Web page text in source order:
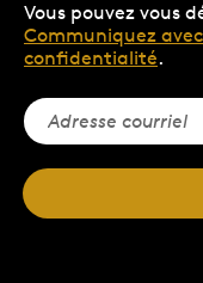
Vous pouvez vous
Communiquez
confidentialité.